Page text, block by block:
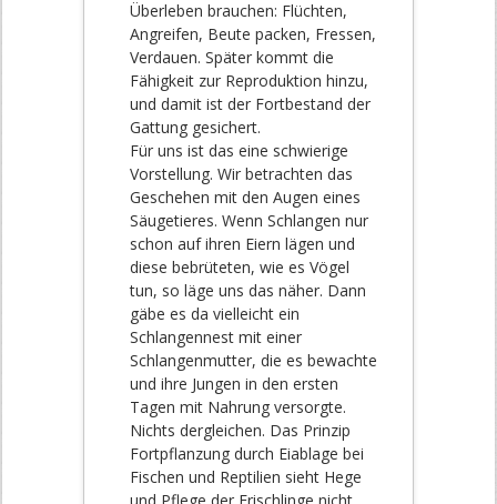
Überleben brauchen: Flüchten,
Angreifen, Beute packen, Fressen,
Verdauen. Später kommt die
Fähigkeit zur Reproduktion hinzu,
und damit ist der Fortbestand der
Gattung gesichert.
Für uns ist das eine schwierige
Vorstellung. Wir betrachten das
Geschehen mit den Augen eines
Säugetieres. Wenn Schlangen nur
schon auf ihren Eiern lägen und
diese bebrüteten, wie es Vögel
tun, so läge uns das näher. Dann
gäbe es da vielleicht ein
Schlangennest mit einer
Schlangenmutter, die es bewachte
und ihre Jungen in den ersten
Tagen mit Nahrung versorgte.
Nichts dergleichen. Das Prinzip
Fortpflanzung durch Eiablage bei
Fischen und Reptilien sieht Hege